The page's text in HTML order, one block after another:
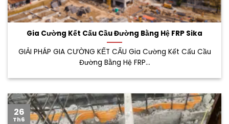
Gia Cường Kết Cấu Cầu Đường Bằng Hệ FRP Sika
GIẢI PHÁP GIA CƯỜNG KẾT CẤU Gia Cường Kết Cấu Cầu
Đường Bằng Hệ FRP...
26
Th6